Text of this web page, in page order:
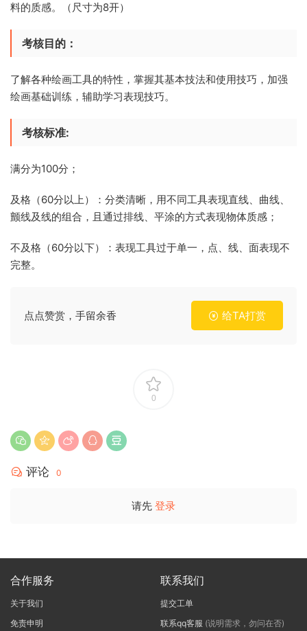
料的质感。（尺寸为8开）
考核目的：
了解各种绘画工具的特性，掌握其基本技法和使用技巧，加强
绘画基础训练，辅助学习表现技巧。
考核标准:
满分为100分；
及格（60分以上）：分类清晰，用不同工具表现直线、曲线、
颤线及线的组合，且通过排线、平涂的方式表现物体质感；
不及格（60分以下）：表现工具过于单一，点、线、面表现不
完整。
点点赞赏，手留余香 给TA打赏
0
评论 0
请先 登录
合作服务
关于我们
免责申明
联系我们
提交工单
联系qq客服 (说明需求，勿问在否)